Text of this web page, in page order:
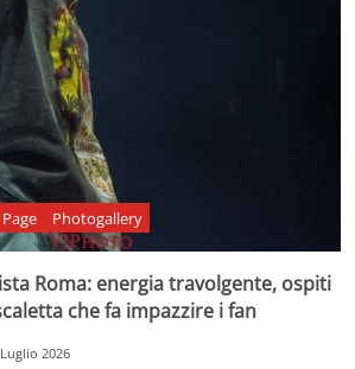
Photogallery
Roma: energia travolgente, ospiti
che fa impazzire i fan
2026